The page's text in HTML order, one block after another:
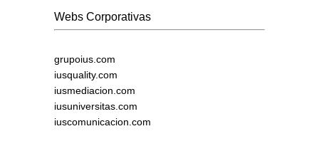
Webs Corporativas
grupoius.com
iusquality.com
iusmediacion.com
iusuniversitas.com
iuscomunicacion.com